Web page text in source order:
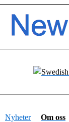
Nyheter Om oss